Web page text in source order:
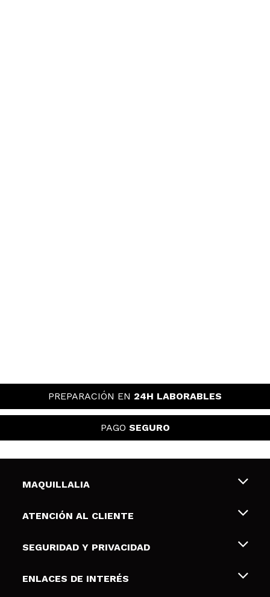
PREPARACIÓN EN 24H LABORABLES
PAGO SEGURO
MAQUILLALIA
Sobre nosotros
Tarjetas de Regalo
ATENCIÓN AL CLIENTE
Envíos y devoluciones
Formas de pago
SEGURIDAD Y PRIVACIDAD
Terminos y condiciones de uso
ENLACES DE INTERÉS